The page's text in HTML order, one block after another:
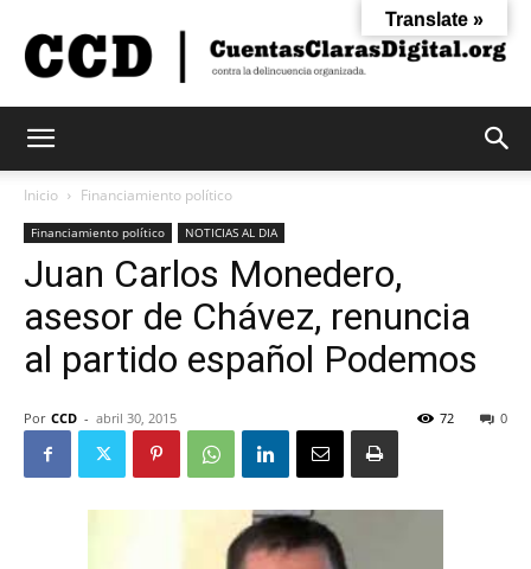
Claras
Digital
Inicio Financiamiento político
Financiamiento político NOTICIAS AL DIA
Juan Carlos Monedero,
asesor de Chávez, renuncia
al partido español Podemos
Por CCD - abril 30, 2015 0
72
Translate »